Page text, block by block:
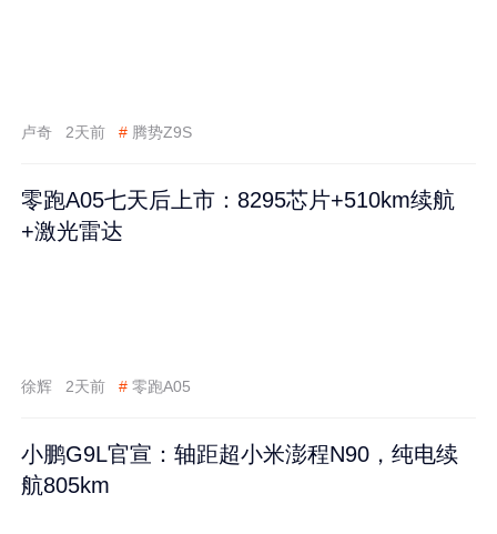
卢奇 2天前 # 腾势Z9S
零跑A05七天后上市：8295芯片+510km续航
+激光雷达
徐辉 2天前 # 零跑A05
小鹏G9L官宣：轴距超小米澎程N90，纯电续
航805km